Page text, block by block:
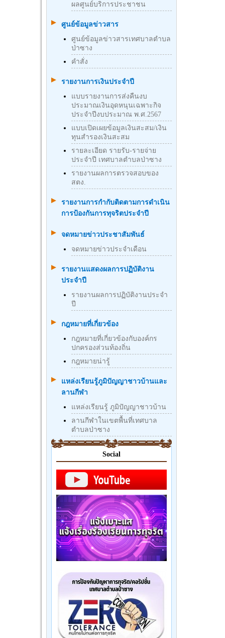
ผลศูนย์บริการประชาชน
ศูนย์ข้อมูลข่าวสาร
ศูนย์ข้อมูลข่าวสารเทศบาลตำบล
ป่าซาง
คำสั่ง
รายงานการเงินประจำปี
แบบรายงานการส่งคืนงบ
ประมาณเงินอุดหนุนเฉพาะกิจ
ประจำปีงบประมาณ พ.ศ.2567
แบบเปิดเผยข้อมูลเงินสะสม/เงิน
ทุนสำรองเงินสะสม
รายละเอียด รายรับ-รายจ่าย
ประจำปี เทศบาลตำบลป่าซาง
รายงานผลการตรวจสอบของ
สตง.
รายงานการกำกับติดตามการดำเนิน
การป้องกันการทุจริตประจำปี
จดหมายข่าวประชาสัมพันธ์
จดหมายข่าวประจำเดือน
รายงานแสดงผลการปฏิบัติงาน
ประจำปี
รายงานผลการปฏิบัติงานประจำ
ปี
กฎหมายที่เกี่ยวข้อง
กฎหมายที่เกี่ยวข้องกับองค์กร
ปกครองส่วนท้องถิ่น
กฎหมายน่ารู้
แหล่งเรียนรู้ภูมิปัญญาชาวบ้านและ
ลานกีฬา
แหล่งเรียนรู้ ภูมิปัญญาชาวบ้าน
ลานกีฬาในเขตพื้นที่เทศบาล
ตำบลป่าซาง
Social